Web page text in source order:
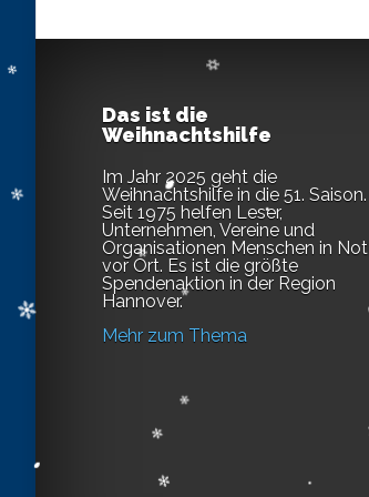
Das ist die
Weihnachtshilfe
Im Jahr 2025 geht die
Weihnachtshilfe in die 51. Saison.
Seit 1975 helfen Leser,
Unternehmen, Vereine und
Organisationen Menschen in Not
vor Ort. Es ist die größte
Spendenaktion in der Region
Hannover.
Mehr zum Thema